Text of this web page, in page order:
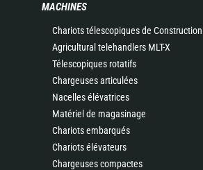
MACHINES
Chariots télescopiques de Construction
Agricultural telehandlers MLT-X
Télescopiques rotatifs
Chargeuses articulées
Nacelles élévatrices
Matériel de magasinage
Chariots embarqués
Chariots élévateurs
Chargeuses compactes